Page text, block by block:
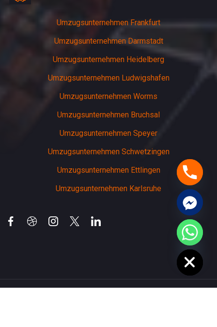
Umzugsunternehmen Frankfurt
Umzugsunternehmen Darmstadt
Umzugsunternehmen Heidelberg
Umzugsunternehmen Ludwigshafen
Umzugsunternehmen Worms
Umzugsunternehmen Bruchsal
Umzugsunternehmen Speyer
Umzugsunternehmen Schwetzingen
Umzugsunternehmen Ettlingen
Umzugsunternehmen Karlsruhe
Hide
chaty